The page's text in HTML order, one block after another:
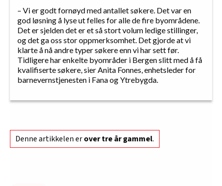
– Vi er godt fornøyd med antallet søkere. Det var en
god løsning å lyse ut felles for alle de fire byområdene.
Det er sjelden det er et så stort volum ledige stillinger,
og det ga oss stor oppmerksomhet. Det gjorde at vi
klarte å nå andre typer søkere enn vi har sett før.
Tidligere har enkelte byområder i Bergen slitt med å få
kvalifiserte søkere, sier Anita Fonnes, enhetsleder for
barnevernstjenesten i Fana og Ytrebygda.
Denne artikkelen erover tre år gammel.